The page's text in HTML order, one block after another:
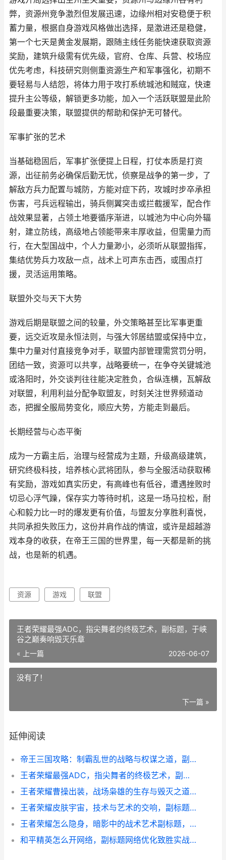
弊，资源州竞争激烈但发展迅速，边缘州相对安稳便于积
蓄力量，根据自身游戏风格做出选择，是激进还是稳健，
第一个七天是黄金发展期，跟随主线任务能快速获取资源
奖励，建筑升级需有优先级，官府、仓库、兵营、校场应
优先考虑，科技研究则侧重资源生产和军事强化，初期不
要轻易与人结怨，将体力用于攻打系统城池和贼寇，快速
提升主公等级，解锁更多功能，加入一个活跃联盟是此阶
段最重要决策，联盟提供的帮助和保护无可替代。
军事扩张的艺术
当基础稳固后，军事扩张便提上日程，打仗本质是打资
源，出征前务必确保后勤无忧，侦察是战争的第一步，了
解敌方兵力配置与城防，方能对症下药，攻城时步卒承担
伤害，弓兵远程输出，骑兵侧翼突击或拦截援军，配合作
战效果显著，占领土地要循序渐进，以城池为中心向外辐
射，建立防线，高级地占领能带来丰厚收益，但需量力而
行，在大型国战中，个人力量渺小，必须听从联盟指挥，
集结优势兵力攻敌一点，战术上可声东击西，或围点打
援，灵活运用策略。
联盟外交与天下大势
游戏后期是联盟之间的较量，外交策略甚至比军事更重
要，远交近攻是永恒法则，与强大邻居结盟或保持中立，
集中力量对付直接竞争对手，联盟内部管理需赏罚分明，
团结一致，资源可以共享，战略要统一，在争夺关键城池
或洛阳时，外交谈判往往能决定胜负，合纵连横，瓦解敌
对联盟，利用利益分配争取盟友，时刻关注世界频道动
态，把握全服局势变化，顺应大势，方能走到最后。
长期经营与心态平衡
成为一方霸主后，治理与经营成为主题，升级高级建筑，
研究终极科技，培养核心武将团队，参与全服活动获取稀
有奖励，游戏如真实历史，有高峰也有低谷，遭遇挫败时
切忌心浮气躁，保存实力等待时机，这是一场马拉松，耐
心和毅力比一时的爆发更有价值，与盟友分享胜利喜悦，
共同承担失败压力，这份并肩作战的情谊，或许是超越游
戏本身的收获，在帝王三国的世界里，每一天都是新的挑
战，也是新的机遇。
资源 游戏 联盟
王者荣耀最强ADC，指尖舞者的终极艺术，副标题，于峡
谷之巅奏响毁灭乐章
« 上一篇 2026-06-07
没有了！
下一篇 »
延伸阅读
帝王三国攻略：制霸乱世的战略与权谋之道，副标题：从微末到天下的全面指南
王者荣耀最强ADC，指尖舞者的终极艺术，副标题，于峡谷之巅奏响毁灭乐章
王者荣耀曹操出装，战场枭雄的生存与毁灭之道，副标题，血与刃的装备哲学
王者荣耀皮肤宇宙，技术与艺术的交响，副标题，虚拟衣橱背后的设计哲学与玩家情感
王者荣耀怎么隐身，暗影中的战术艺术副标题，无声博弈的智慧篇章
和平精英怎么开网络，副标题网络优化致胜实战指南